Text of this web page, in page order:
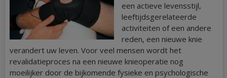
een actieve levensstijl,
leeftijdsgerelateerde
activiteiten of een andere
reden, een nieuwe knie
verandert uw leven. Voor veel mensen wordt het
revalidatieproces na een nieuwe knieoperatie nog
moeilijker door de bijkomende fysieke en psychologische